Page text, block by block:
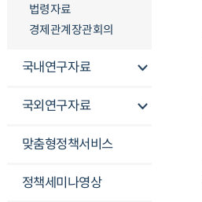
법령자료
경제관계장관회의
국내연구자료
국외연구자료
맞춤형정책서비스
정책세미나영상